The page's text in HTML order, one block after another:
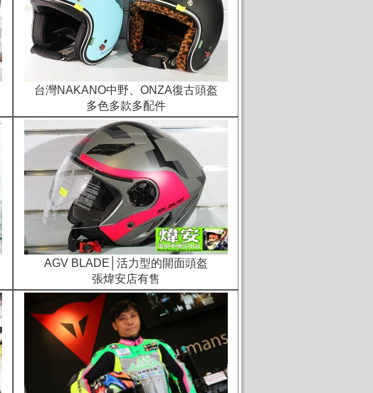
台灣NAKANO中野、ONZA復古頭盔
多色多款多配件
AGV BLADE│活力型的開面頭盔
張煒安店有售